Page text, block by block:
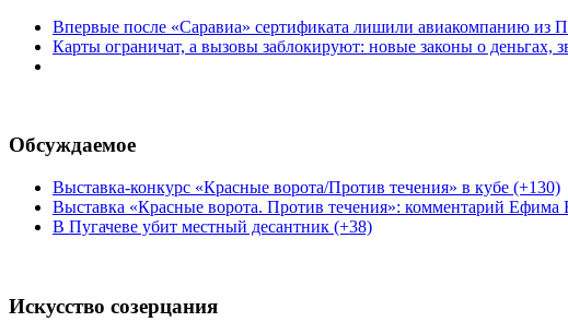
Впервые после «Саравиа» сертификата лишили авиакомпанию из
Карты ограничат, а вызовы заблокируют: новые законы о деньгах,
Обсуждаемое
Выставка-конкурс «Красные ворота/Против течения» в кубе (+130)
Выставка «Красные ворота. Против течения»: комментарий Ефима
В Пугачеве убит местный десантник (+38)
Искусство созерцания